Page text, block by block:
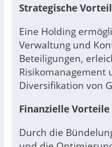
Strategische
Eine Holding
Verwaltung und
Beteiligungen,
Risikomanagement
Diversifikation von
Finanzielle Vorteile
Durch die